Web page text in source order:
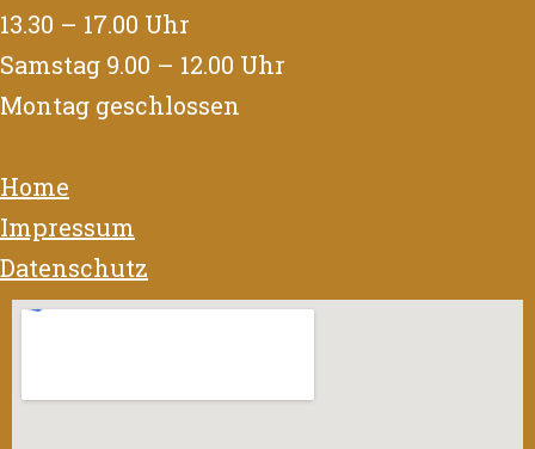
13.30 – 17.00 Uhr
Samstag 9.00 – 12.00 Uhr
Montag geschlossen
Home
Impressum
Datenschutz